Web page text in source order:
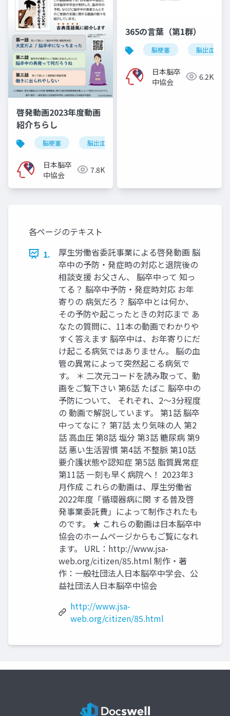
啓発動画2023年度動画
紹介ちらし
脳梗塞 脳出血
日本脳卒
中協会
7.8K
365の言葉（第1群）
脳梗塞 脳出血
日本脳卒
中協会
6.2K
各ページのテキスト
1.
厚生労働省委託事業による啓発動画 脳
卒中の予防・発症時の対応と退院後の
相談支援 お父さん、 脳卒中って 知っ
てる？ 脳卒中予防・発症時対応 お年
寄りの 病気だろ？ 脳卒中とは何か、
その予防や起こったときの対応まで あ
なたの質問に、11本の動画でわかりや
すく答えます 脳卒中は、お年寄りにだ
け起こる病気ではありません。 脳の血
管の異常によって突然起こる病気で
す。 ＊ 二次元コードを読み取って、動
画をご覧下さい 第6話 たばこ 脳卒中の
予防について、 それぞれ、2～3分程度
の 動画で解説しています。 第1話 脳卒
中ってなに？ 第7話 太り気味の人 第2
話 高血圧 第8話 塩分 第3話 糖尿病 第9
話 悪い生活習慣 第4話 不整脈 第10話
要介護状態や認知症 第5話 脂質異常症
第11話 一刻も早く病院へ！ 2023年3
月作成 これらの動画は、厚生労働省
2022年度「循環器病に関 する普及啓
発事業委託費」によって制作されたも
のです。 ★ これらの動画は日本脳卒中
協会のホームページからもご覧になれ
ます。 URL：http://www.jsa-
web.org/citizen/85.html 制作・著
作：一般社団法人日本脳卒中学会、公
益社団法人日本脳卒中協会
http://www.jsa-
web.org/citizen/85.html